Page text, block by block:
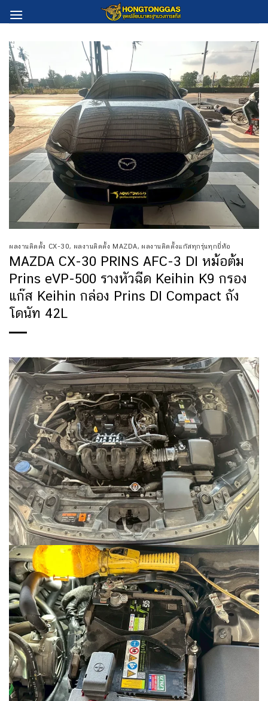
to
ผลงานติดตั้ง CX-30, ผลงานติดตั้ง MAZDA, ผลงานติดตั้งแก๊สทุกรุ่นทุกยี่ห้อ
MAZDA CX-30 PRINS AFC-3 DI หม้อต้ม
Prins eVP-500 รางหัวฉีด Keihin K9 กรอง
แก๊ส Keihin กล่อง Prins DI Compact ถัง
โดนัท 42L